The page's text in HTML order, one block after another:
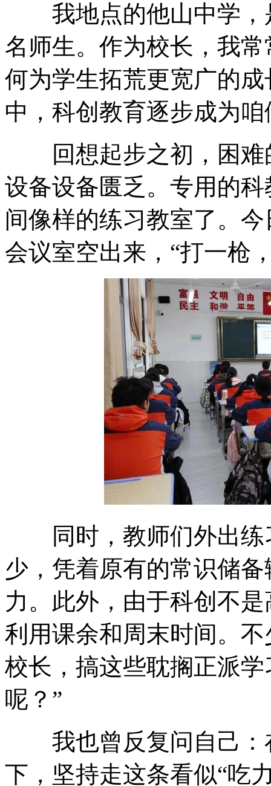
我地点的他山中学，
名师生。作为校长，我
何为学生拓荒更宽广的
中，科创教育逐步成为
回想起步之初，困难
设备设备匮乏。专用的
间像样的练习教室了。
会议室空出来，“打一枪
同时，教师们外出练
少，凭着原有的常识储
力。此外，由于科创不
利用课余和周末时间。
校长，搞这些耽搁正派
呢？”
我也曾反复问自己：
下，坚持走这条看似“吃